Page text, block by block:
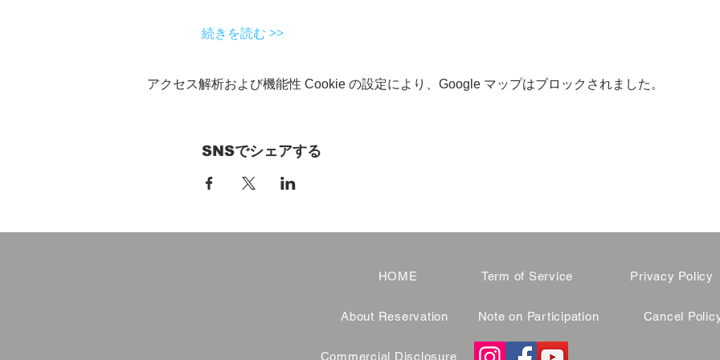
続きを読む >>
アクセス解析および機能性 Cookie の設定により、Google マップはブロックされました。
SNSでシェアする
HOME
About Reservation
Term of Service
Note on Participation
Privacy Policy
Cancel
Commercial Disclosure